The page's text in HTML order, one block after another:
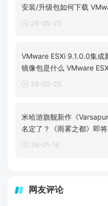
安装/升级包如何下载
26-05-25
VMware ESXi 9.1.0.0集成
镜像包是什么 VMware
26-05-25
米哈游旗舰新作《
名定了？《雨雾之都》即
26-01-16
网友评论